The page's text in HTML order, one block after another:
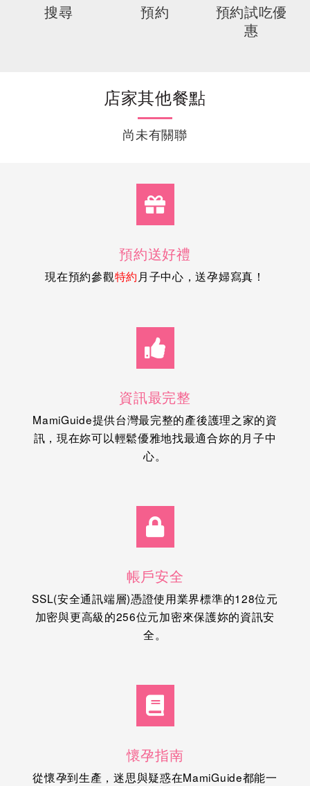
搜尋 預約
預約試吃優
惠
店家其他餐點
尚未有關聯
預約送好禮
現在預約參觀特約 月子中心，送孕婦寫真！
資訊最完整
MamiGuide提供台灣最完整的產後護理之家的資
訊，現在妳可以輕鬆優雅地找最適合妳的月子中
心。
帳戶安全
SSL(安全通訊端層)憑證使用業界標準的128位元
加密與更高級的256位元加密來保護妳的資訊安
全。
懷孕指南
從懷孕到生產，迷思與疑惑在MamiGuide都能一